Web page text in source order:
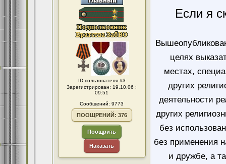
ID пользователя #3
Зарегистрирован: 19.10.06 :
09:51
Сообщений: 9773
ПООЩРЕНИЙ: 376
Поощрить
Наказать
Если я
целях
местах,
других
деятельности
других
без
без применения
и дружбе, а